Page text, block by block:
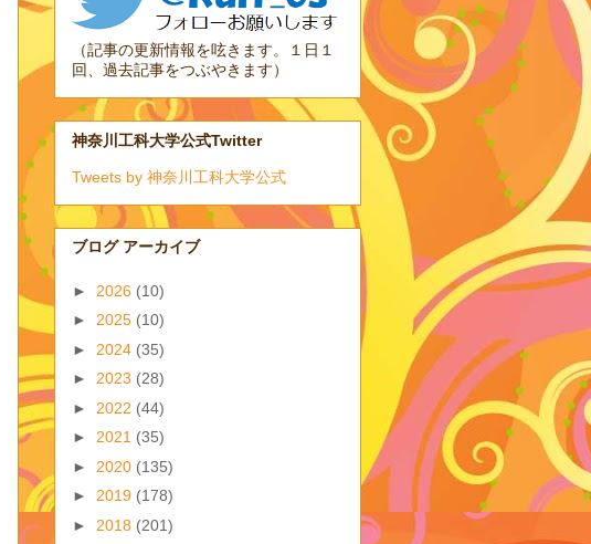
（記事の更新情報を呟きます。１日１
回、過去記事をつぶやきます）
神奈川工科大学公式Twitter
Tweets by 神奈川工科大学公式
ブログ アーカイブ
► 2026 (10)
► 2025 (10)
► 2024 (35)
► 2023 (28)
► 2022 (44)
► 2021 (35)
► 2020 (135)
► 2019 (178)
► 2018 (201)